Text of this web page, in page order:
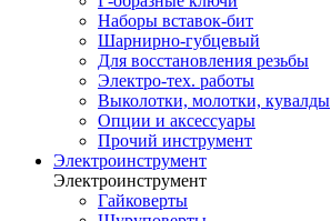
Наборы вставок-бит
Шарнирно-губцевый
Для восстановления резьбы
Электро-тех. работы
Выколотки, молотки, кувалды
Опции и аксессуары
Прочий инструмент
Электроинструмент
Электроинструмент
Гайковерты